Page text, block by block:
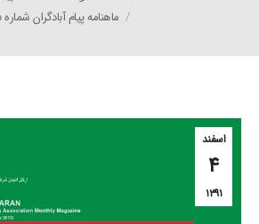
ماهنامه پیام آبادگران شماره ۳۰۵
اسفند
۴
۱۳۹۱